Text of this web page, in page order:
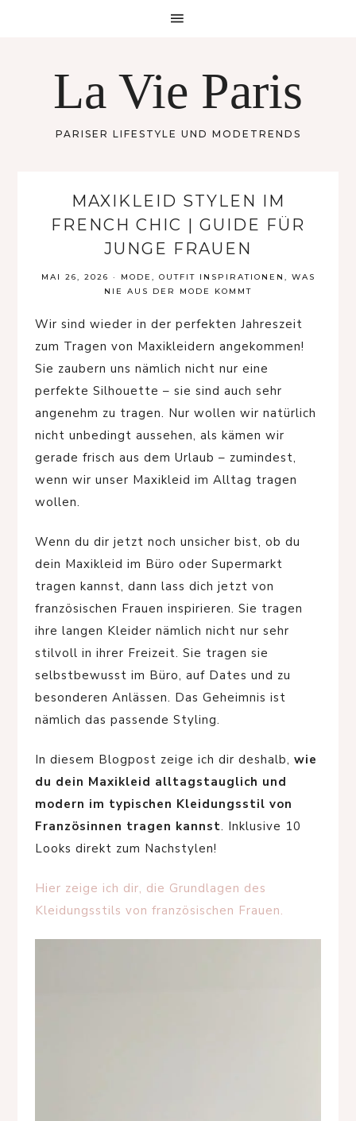
La Vie Paris
PARISER LIFESTYLE UND MODETRENDS
MAXIKLEID STYLEN IM
FRENCH CHIC | GUIDE FÜR
JUNGE FRAUEN
MAI 26, 2026 · MODE , OUTFIT INSPIRATIONEN , WAS
NIE AUS DER MODE KOMMT
Wir sind wieder in der perfekten Jahreszeit
zum Tragen von Maxikleidern angekommen!
Sie zaubern uns nämlich nicht nur eine
perfekte Silhouette – sie sind auch sehr
angenehm zu tragen. Nur wollen wir natürlich
nicht unbedingt aussehen, als kämen wir
gerade frisch aus dem Urlaub – zumindest,
wenn wir unser Maxikleid im Alltag tragen
wollen.
Wenn du dir jetzt noch unsicher bist, ob du
dein Maxikleid im Büro oder Supermarkt
tragen kannst, dann lass dich jetzt von
französischen Frauen inspirieren. Sie tragen
ihre langen Kleider nämlich nicht nur sehr
stilvoll in ihrer Freizeit. Sie tragen sie
selbstbewusst im Büro, auf Dates und zu
besonderen Anlässen. Das Geheimnis ist
nämlich das passende Styling.
In diesem Blogpost zeige ich dir deshalb, wie
du dein Maxikleid alltagstauglich und
modern im typischen Kleidungsstil von
Französinnen tragen kannst. Inklusive 10
Looks direkt zum Nachstylen!
Hier zeige ich dir, die Grundlagen des
Kleidungsstils von französischen Frauen.